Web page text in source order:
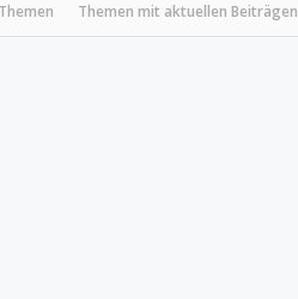
Themen mit aktuellen Beiträgen